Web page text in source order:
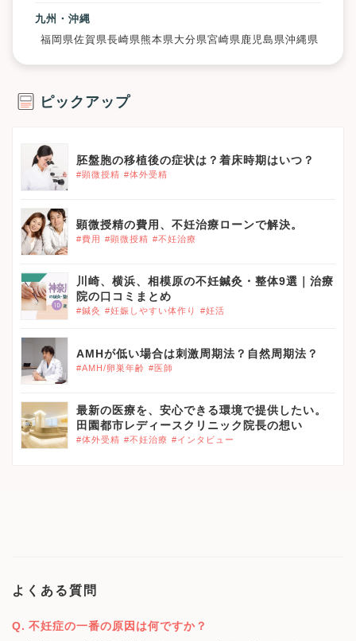
九州・沖縄
福岡県佐賀県長崎県熊本県大分県宮崎県鹿児島県沖縄県
ピックアップ
胚盤胞の移植後の症状は？着床時期はいつ？
#顕微授精 #体外受精
顕微授精の費用、不妊治療ローンで解決。
#費用 #顕微授精 #不妊治療
川崎、横浜、相模原の不妊鍼灸・整体9選｜治療
院の口コミまとめ
#鍼灸 #妊娠しやすい体作り #妊活
AMHが低い場合は刺激周期法？自然周期法？
#AMH/卵巣年齢 #医師
最新の医療を、安心できる環境で提供したい。
田園都市レディースクリニック院長の想い
#体外受精 #不妊治療 #インタビュー
よくある質問
不妊症の一番の原因は何ですか？